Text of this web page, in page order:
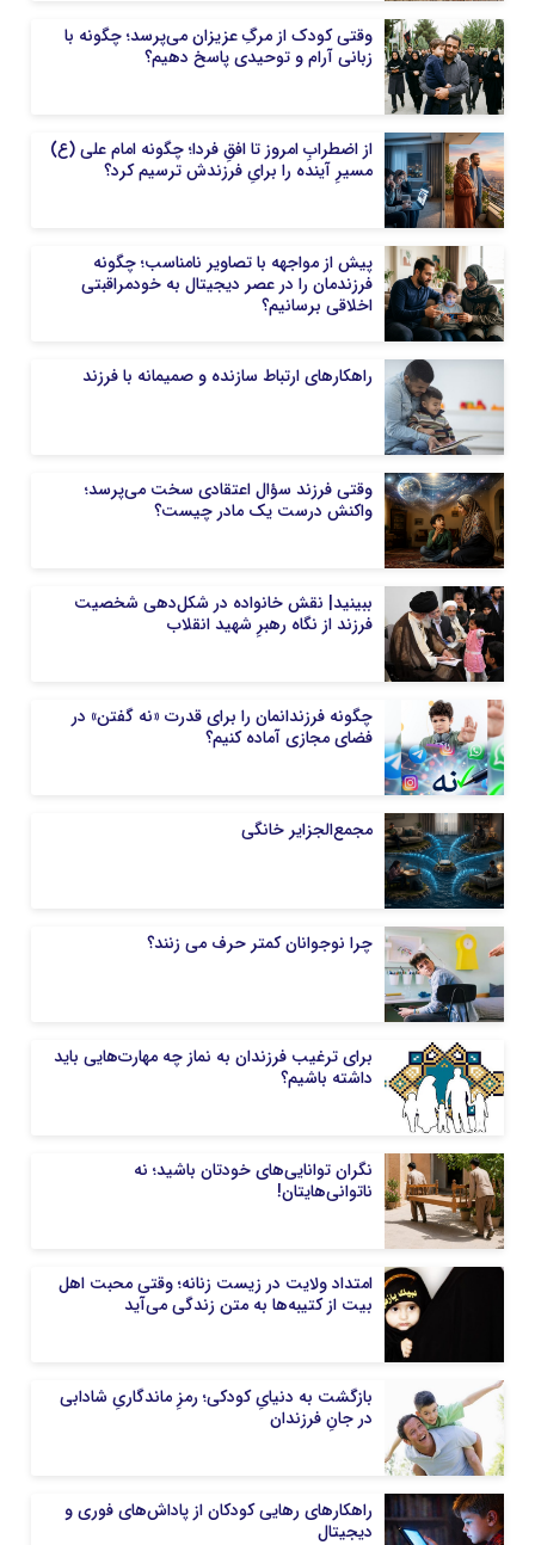
وقتی کودک از مرگِ عزیزان می‌پرسد؛ چگونه با
زبانی آرام و توحیدی پاسخ دهیم؟
از اضطرابِ امروز تا افقِ فردا؛ چگونه امام علی (ع)
مسیرِ آینده را برایِ فرزندش ترسیم کرد؟
پیش از مواجهه با تصاویر نامناسب؛ چگونه
فرزندمان را در عصر دیجیتال به خودمراقبتی
اخلاقی برسانیم؟
راهکارهای ارتباط سازنده و صمیمانه با فرزند
وقتی فرزند سؤال اعتقادی سخت می‌پرسد؛
واکنش درست یک مادر چیست؟
ببینید| نقش خانواده در شکل‌دهی شخصیت
فرزند از نگاه رهبرِ شهید انقلاب
چگونه فرزندانمان را برای قدرت «نه گفتن» در
فضای مجازی آماده کنیم؟
مجمع‌الجزایر خانگی
چرا نوجوانان کمتر حرف می زنند؟
برای ترغیب فرزندان به نماز چه مهارت‌هایی باید
داشته باشیم؟
نگران توانایی‌های خودتان باشید؛ نه
ناتوانی‌هایتان!
امتداد ولایت در زیست زنانه؛ وقتی محبت اهل
بیت از کتیبه‌ها به متن زندگی می‌آید
بازگشت به دنیایِ کودکی؛ رمزِ ماندگاریِ شادابی
در جانِ فرزندان
راهکار‌های رهایی کودکان از پاداش‌های فوری و
دیجیتال